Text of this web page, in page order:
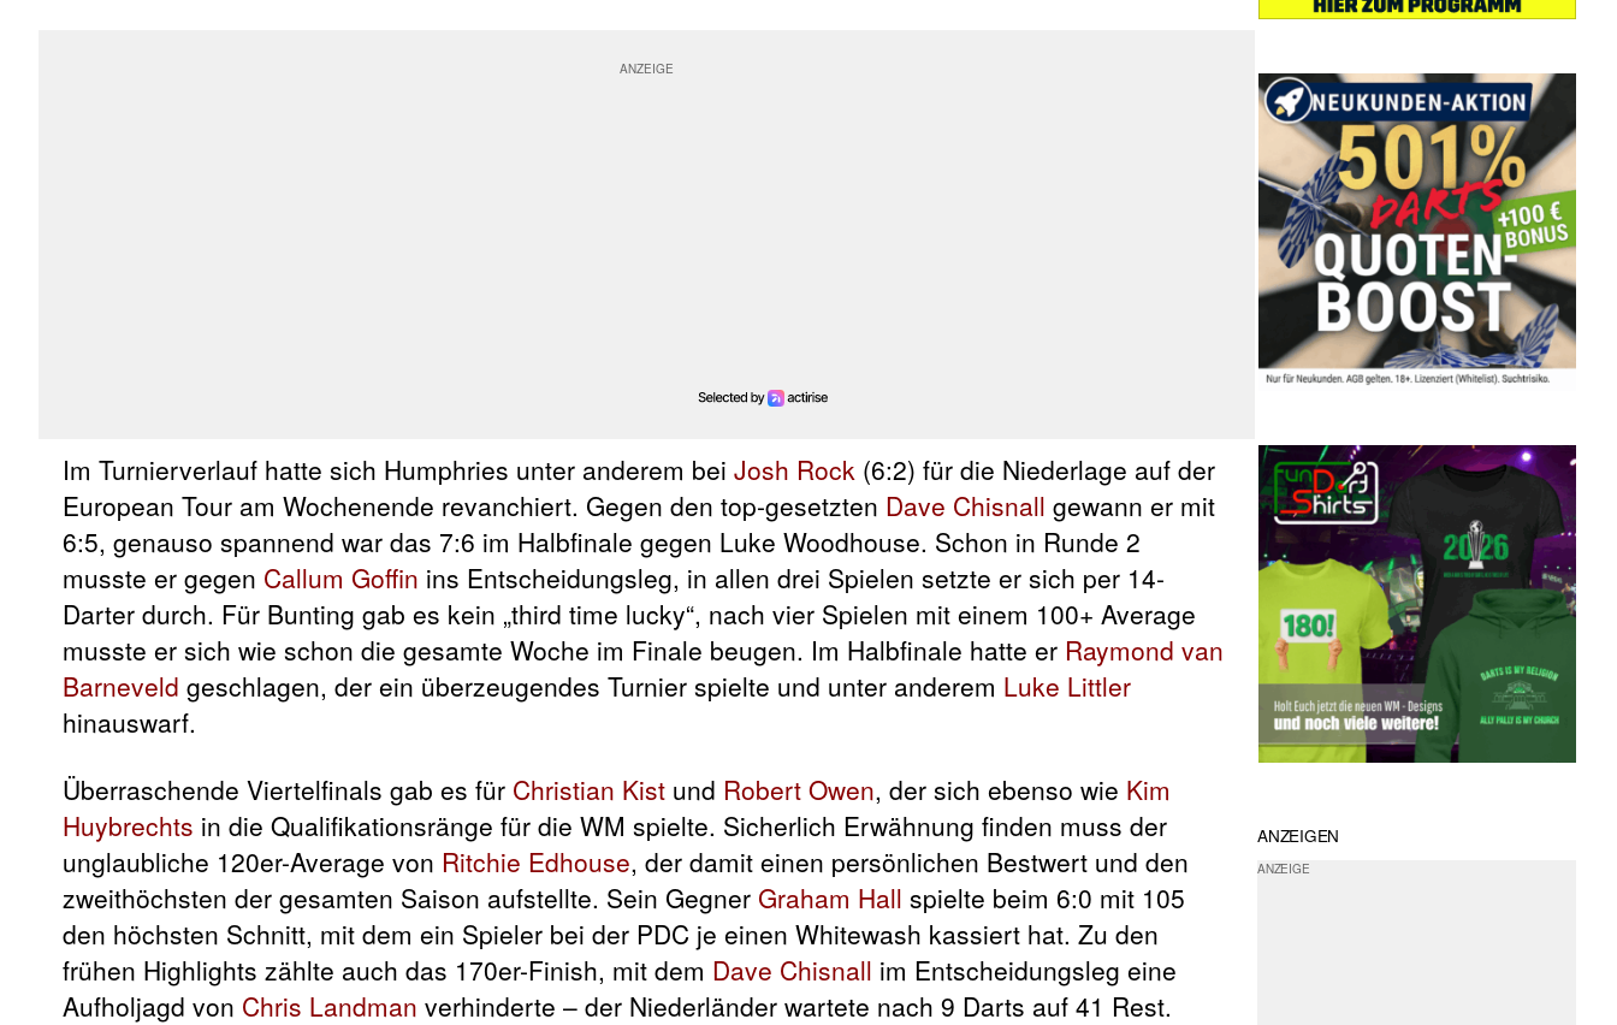
Im Turnierverlauf hatte sich Humphries unter anderem bei Josh Rock (6:2) für die Niederlage auf der
European Tour am Wochenende revanchiert. Gegen den top-gesetzten Dave Chisnall gewann er mit
6:5, genauso spannend war das 7:6 im Halbfinale gegen Luke Woodhouse. Schon in Runde 2
musste er gegen Callum Goffin ins Entscheidungsleg, in allen drei Spielen setzte er sich per 14-
Darter durch. Für Bunting gab es kein „third time lucky“, nach vier Spielen mit einem 100+ Average
musste er sich wie schon die gesamte Woche im Finale beugen. Im Halbfinale hatte er Raymond van
Barneveld geschlagen, der ein überzeugendes Turnier spielte und unter anderem Luke Littler
hinauswarf.
Überraschende Viertelfinals gab es für Christian Kist und Robert Owen, der sich ebenso wie Kim
Huybrechts in die Qualifikationsränge für die WM spielte. Sicherlich Erwähnung finden muss der
unglaubliche 120er-Average von Ritchie Edhouse, der damit einen persönlichen Bestwert und den
zweithöchsten der gesamten Saison aufstellte. Sein Gegner Graham Hall spielte beim 6:0 mit 105
den höchsten Schnitt, mit dem ein Spieler bei der PDC je einen Whitewash kassiert hat. Zu den
frühen Highlights zählte auch das 170er-Finish, mit dem Dave Chisnall im Entscheidungsleg eine
Aufholjagd von Chris Landman verhinderte – der Niederländer wartete nach 9 Darts auf 41 Rest.
ANZEIGEN